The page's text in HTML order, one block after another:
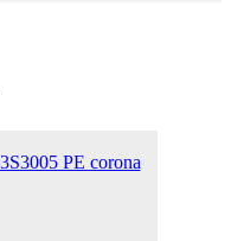
PE corona